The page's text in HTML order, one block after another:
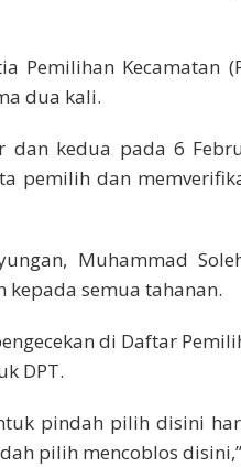
Pemilihan Kecamatan
dua kali.
dan kedua pada 6
pemilih dan
Muhammad
semua tahanan.
di Daftar
DPT.
pindah pilih disini
pilih mencoblos